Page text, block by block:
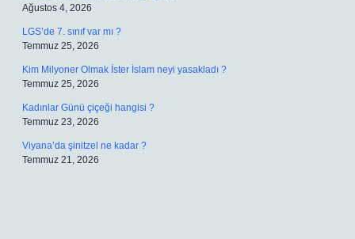
Ağustos 4, 2026
LGS’de 7. sınıf var mı ?
Temmuz 25, 2026
Kim Milyoner Olmak İster İslam neyi yasakladı ?
Temmuz 25, 2026
Kadınlar Günü çiçeği hangisi ?
Temmuz 23, 2026
Viyana’da şinitzel ne kadar ?
Temmuz 21, 2026